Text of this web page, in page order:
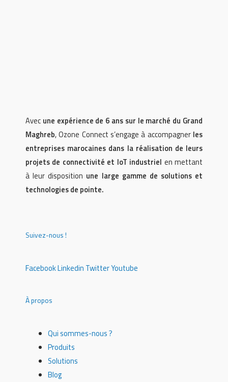
Avec une expérience de 6 ans sur le marché du Grand
Maghreb, Ozone Connect s’engage à accompagner les
entreprises marocaines dans la réalisation de leurs
projets de connectivité et IoT industriel en mettant
à leur disposition une large gamme de solutions et
technologies de pointe.
Suivez-nous !
FacebookLinkedin TwitterYoutube
À propos
Qui sommes-nous ?
Produits
Solutions
Blog